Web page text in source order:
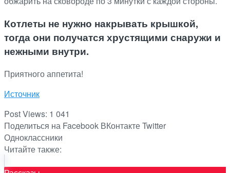
Котлеты не нужно накрывать крышкой,
тогда они получатся хрустящими снаружи и
нежными внутри.
Приятного аппетита!
Источник
Post Views: 1 041
Поделиться на Facebook ВКонтактеTwitter
Одноклассники
Читайте также: